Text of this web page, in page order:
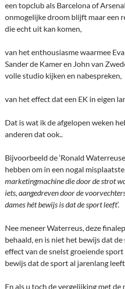
een topclub als Barcelona of
onmogelijke droom blijft maar een
die echt uit kan komen,
van het enthousiasme waarmee
Sander de Kamer en John van
volle studio kijken en nabespreken,
van het effect dat een EK in eigen
Dat is wat ik de afgelopen weken
anderen dat ook..
Bijvoorbeeld de ‘Ronald
hebben om in een nogal
marketingmachine die door de strot
iets, aangedreven door de
dames hét bewijs is dat de sport leeft’.
Nee meneer Waterreus, deze
behaald, en is niet het bewijs dat
effect van de snelst groeiende
bewijs dat de sport al jarenlang
En als u toch de vergelijking met